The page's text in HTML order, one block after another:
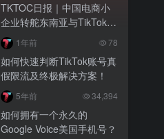
TKTOC日报｜中国电商小
企业转舵东南亚与TikTok寻
求新出路
1年前 78
如何快速判断TikTok账号真
假限流及终极解决方案！
5年前 34,394
如何拥有一个永久的
Google Voice美国手机号？